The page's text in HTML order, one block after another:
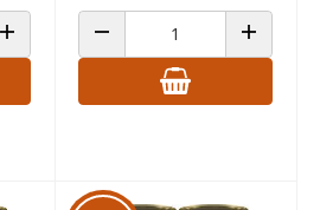
ANZAHL ERHÖHENANZAHL VERRINGERN ANZAHL